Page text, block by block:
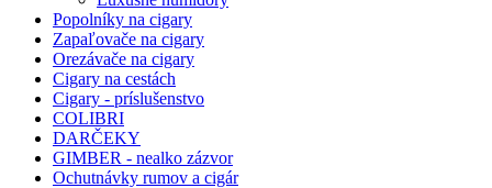
Popolníky na cigary
Zapaľovače na cigary
Orezávače na cigary
Cigary na cestách
Cigary - príslušenstvo
COLIBRI
DARČEKY
GIMBER - nealko zázvor
Ochutnávky rumov a cigár